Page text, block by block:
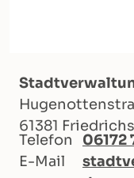
61381
Telefon
06172
E-Mail